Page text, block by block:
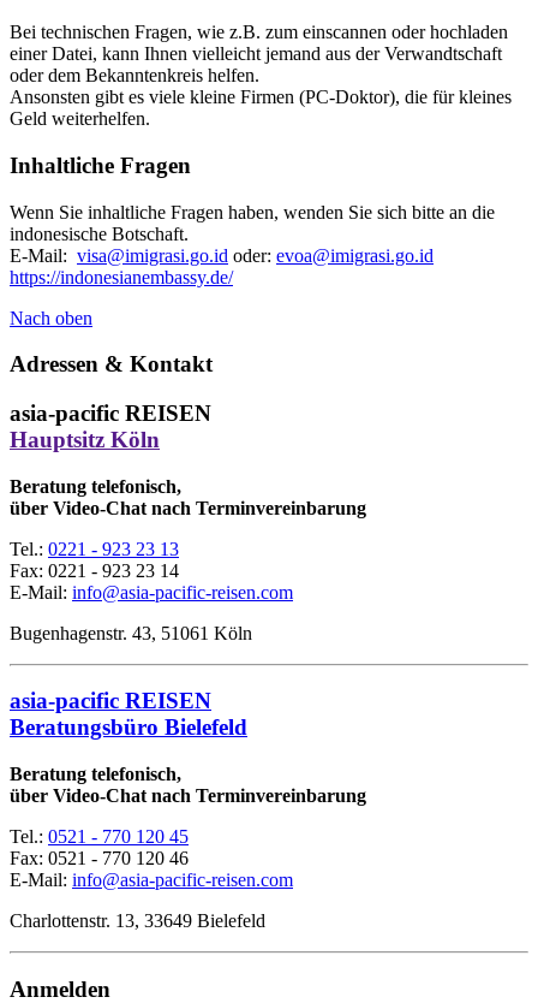
Bei technischen Fragen, wie z.B. zum einscannen oder hochladen
einer Datei, kann Ihnen vielleicht jemand aus der Verwandtschaft
oder dem Bekanntenkreis helfen.
Ansonsten gibt es viele kleine Firmen (PC-Doktor), die für kleines
Geld weiterhelfen.
Inhaltliche Fragen
Wenn Sie inhaltliche Fragen haben, wenden Sie sich bitte an die
indonesische Botschaft.
E-Mail: visa@imigrasi.go.id oder: evoa@imigrasi.go.id
https://indonesianembassy.de/
Nach oben
Adressen & Kontakt
asia-pacific REISEN
Hauptsitz Köln
Beratung telefonisch,
über Video-Chat nach Terminvereinbarung
Tel.: 0221 - 923 23 13
Fax: 0221 - 923 23 14
E-Mail: info@asia-pacific-reisen.com
Bugenhagenstr. 43, 51061 Köln
asia-pacific REISEN
Beratungsbüro Bielefeld
Beratung telefonisch,
über Video-Chat nach Terminvereinbarung
Tel.: 0521 - 770 120 45
Fax: 0521 - 770 120 46
E-Mail: info@asia-pacific-reisen.com
Charlottenstr. 13, 33649 Bielefeld
Anmelden